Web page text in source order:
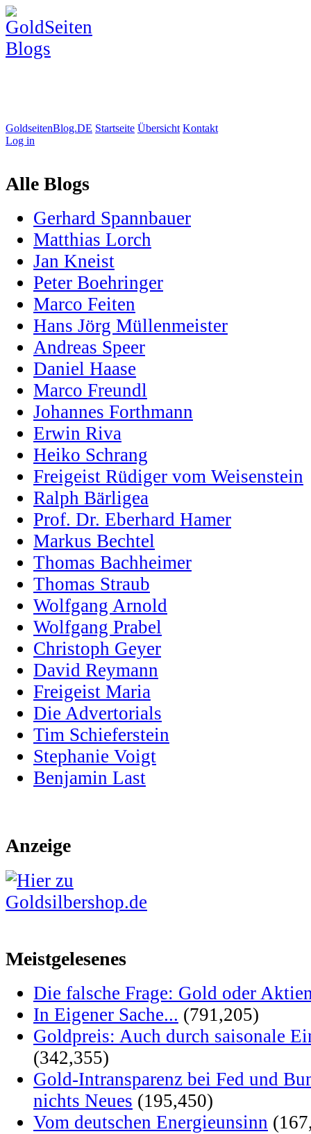
GoldseitenBlog.DE Startseite Übersicht Kontakt
Log in
Alle Blogs
Gerhard Spannbauer
Matthias Lorch
Jan Kneist
Peter Boehringer
Marco Feiten
Hans Jörg Müllenmeister
Andreas Speer
Daniel Haase
Marco Freundl
Johannes Forthmann
Erwin Riva
Heiko Schrang
Freigeist Rüdiger vom Weisenstein
Ralph Bärligea
Prof. Dr. Eberhard Hamer
Markus Bechtel
Thomas Bachheimer
Thomas Straub
Wolfgang Arnold
Wolfgang Prabel
Christoph Geyer
David Reymann
Freigeist Maria
Die Advertorials
Tim Schieferstein
Stephanie Voigt
Benjamin Last
Anzeige
Meistgelesenes
Die falsche Frage: Gold oder
In Eigener Sache... (791,205)
Goldpreis: Auch durch saisonale
(342,355)
Gold-Intransparenz bei Fed und
nichts Neues (195,450)
Vom deutschen Energieunsinn